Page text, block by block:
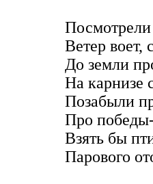
Ветер воет,
До земли
На карнизе
Позабыли
Про
Взять бы
Парового